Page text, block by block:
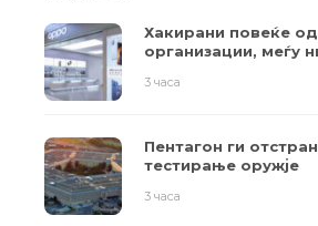
Хакирани повеќе
организации, меѓу
3 часа
Пентагон ги
тестирање оружје
3 часа